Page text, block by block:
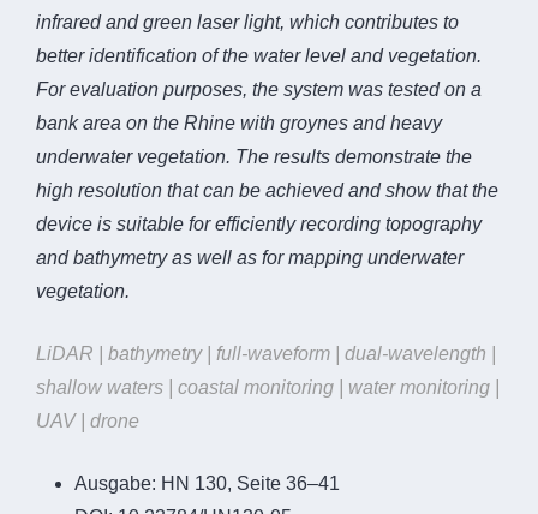
infrared and green laser light, which contributes to
better identification of the water level and vegetation.
For evaluation purposes, the system was tested on a
bank area on the Rhine with groynes and heavy
underwater vegetation. The results demonstrate the
high resolution that can be achieved and show that the
device is suitable for efficiently recording topography
and bathymetry as well as for mapping underwater
vegetation.
LiDAR | bathymetry | full-waveform | dual-wavelength |
shallow waters | coastal monitoring | water monitoring |
UAV | drone
Ausgabe: HN 130, Seite 36–41